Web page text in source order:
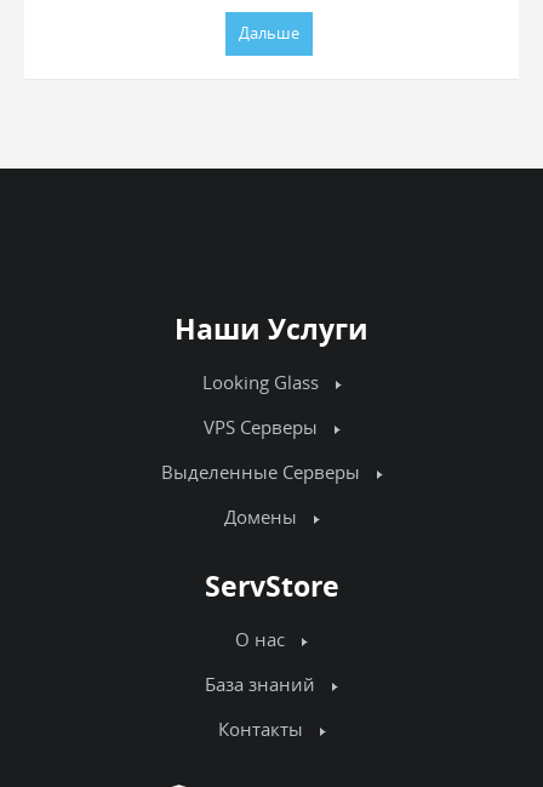
Наши Услуги
Looking Glass
VPS Серверы
Выделенные Серверы
Домены
ServStore
О нас
База знаний
Контакты